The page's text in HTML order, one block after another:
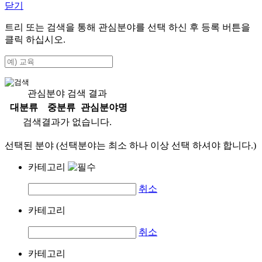
닫기
트리 또는 검색을 통해 관심분야를 선택 하신 후 등록 버튼을
클릭 하십시오.
관심분야 검색 결과
대분류
중분류
관심분야명
검색결과가 없습니다.
선택된 분야 (선택분야는 최소 하나 이상 선택 하셔야 합니다.)
카테고리
취소
카테고리
취소
카테고리